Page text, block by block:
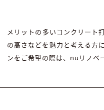
メリットの多いコンクリート
の高さなどを魅力と考える方
ンをご希望の際は、nuリノベ